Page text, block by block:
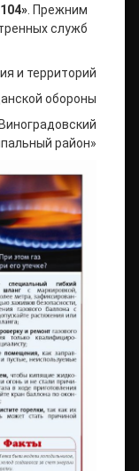
. Прежним
служб
и территорий
обороны
район»